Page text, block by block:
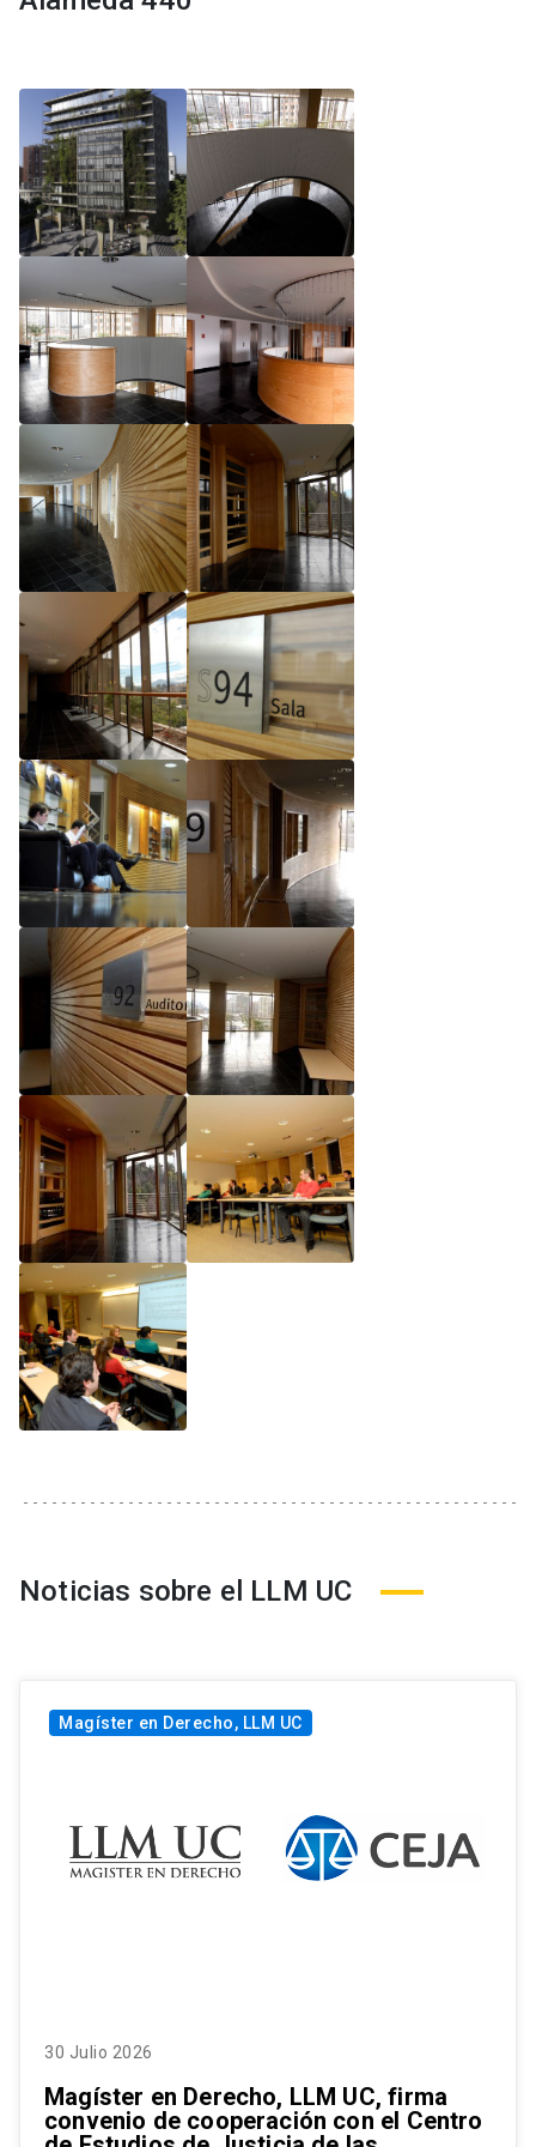
Reglamento de Magíster, Pontificia Universidad
Universidad Católica de Chile
Reglamento de Magíster, Pontificia Universidad
Católica de Chile LLM UC 2025
Reglamento de Seminarios de Graduación
Programa de Magíster en Derecho, LLM 2025
Noticias sobre el LLM UC
Magíster en Derecho, LLM UC
30 Julio 2026
Magíster en Derecho, LLM UC, firma
convenio de cooperación con el Centro